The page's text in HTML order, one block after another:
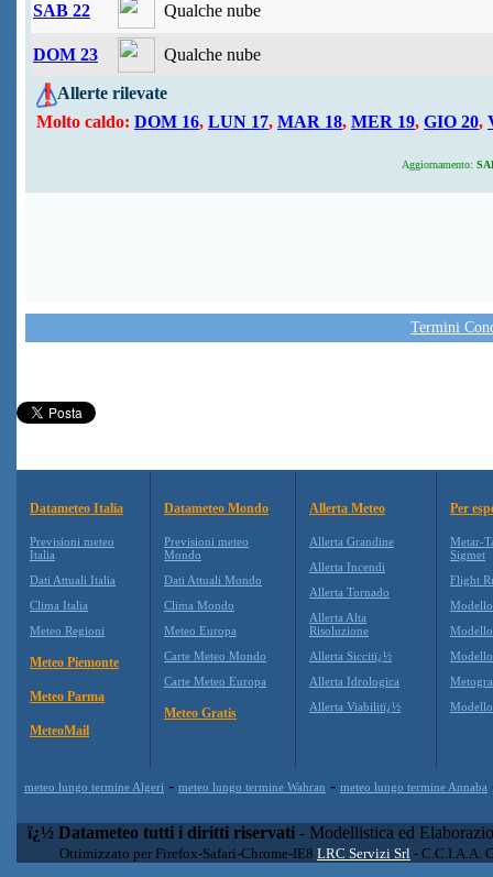
SAB 22 Qualche nube
DOM 23 Qualche nube
Allerte rilevate
Molto caldo: DOM 16, LUN 17, MAR 18, MER 19, GIO 20,
Aggiornamento:
Termini
Datameteo Italia
Previsioni meteo
Italia
Dati Attuali Italia
Clima Italia
Meteo Regioni
Meteo Piemonte
Meteo Parma
MeteoMail
Datameteo Mondo
Previsioni meteo
Mondo
Dati Attuali Mondo
Clima Mondo
Meteo Europa
Carte Meteo Mondo
Carte Meteo Europa
Meteo Gratis
Allerta Meteo
Allerta Grandine
Allerta Incendi
Allerta Tornado
Allerta Alta
Risoluzione
Allerta Siccitï¿½
Allerta Idrologica
Allerta Viabilitï¿½
Per
Metar-
Sigmet
Flight
Modello
meteo lungo termine Algeri - meteo lungo termine Wahran - meteo lungo termine Annaba
ï¿½ Datameteo tutti i diritti riservati - Modellistica ed
Ottimizzato per Firefox-Safari-Chrome-IE8 LRC Servizi Srl - C.C.I.A.A.